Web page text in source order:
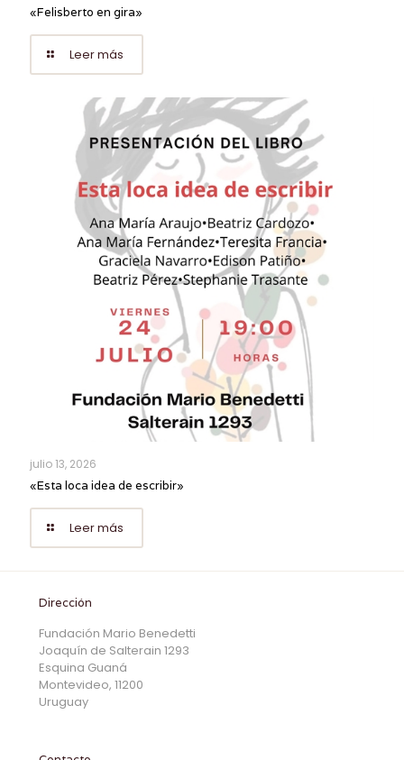
«Felisberto en gira»
Leer más
julio 13, 2026
«Esta loca idea de escribir»
Leer más
Dirección
Fundación Mario Benedetti
Joaquín de Salterain 1293
Esquina Guaná
Montevideo, 11200
Uruguay